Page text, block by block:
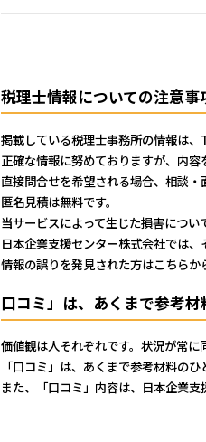
TEL: 03-
東京都中
税理士情報についての注意事
掲載している税理士事務所の情報は
正確な情報に努めておりますが、内容
直接問合せを希望される場合、相談・
匿名見積は無料です。
当サービスによって生じた損害について
日本企業支援センター株式会社では、
情報の誤りを発見された方はこちらか
口コミ」は、あくまで参考材
価値観は人それぞれです。状況が常に
「口コミ」は、あくまで参考材料のひ
また、「口コミ」内容は、日本企業